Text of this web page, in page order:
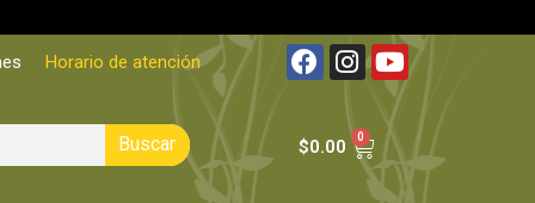
Horario de atención
Buscar $0.00 0